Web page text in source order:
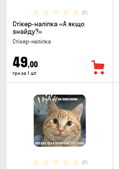
(0)
Стікер-наліпка «А якщо
знайду?»
Стікер-наліпка
49,00
грн за 1 шт
(0)